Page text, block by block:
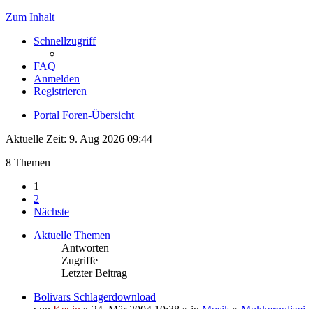
Zum Inhalt
Schnellzugriff
FAQ
Anmelden
Registrieren
Portal Foren-Übersicht
Aktuelle Zeit: 9. Aug 2026 09:44
8 Themen
1
2
Nächste
Aktuelle Themen
Antworten
Zugriffe
Letzter Beitrag
Bolivars Schlagerdownload